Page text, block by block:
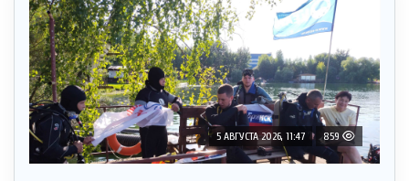
5 АВГУСТА 2026, 11:47 859